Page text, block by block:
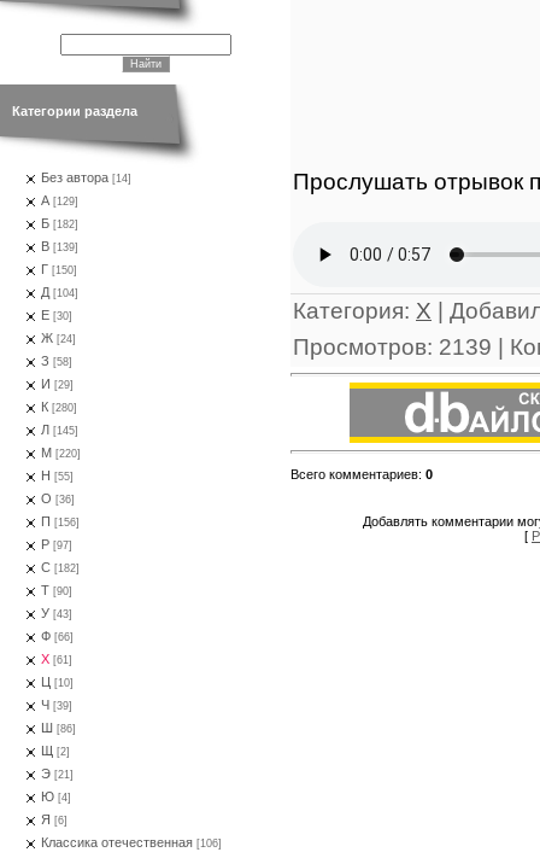
Категории раздела
Без автора [14]
А [129]
Б [182]
В [139]
Г [150]
Д [104]
Е [30]
Ж [24]
З [58]
И [29]
К [280]
Л [145]
М [220]
Н [55]
О [36]
П [156]
Р [97]
С [182]
Т [90]
У [43]
Ф [66]
Х [61]
Ц [10]
Ч [39]
Ш [86]
Щ [2]
Э [21]
Ю [4]
Я [6]
Классика отечественная [106]
Прослушать отрывок
Категория: Х |
Просмотров: 2139 |
Всего комментариев: 0
Добавлять комментарии
[